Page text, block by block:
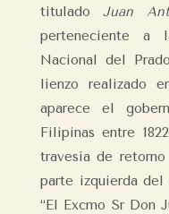
tituladoJuan
perteneciente a
Nacional del
lienzo realizado
aparece el
Filipinas entre
travesía de
parte izquierda del
“El Excmo Sr Don